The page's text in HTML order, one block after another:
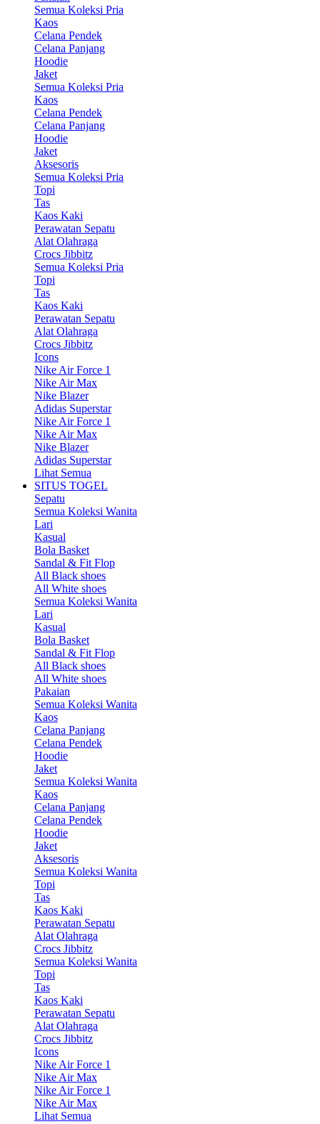
Semua Koleksi Pria
Kaos
Celana Pendek
Celana Panjang
Hoodie
Jaket
Semua Koleksi Pria
Kaos
Celana Pendek
Celana Panjang
Hoodie
Jaket
Aksesoris
Semua Koleksi Pria
Topi
Tas
Kaos Kaki
Perawatan Sepatu
Alat Olahraga
Crocs Jibbitz
Semua Koleksi Pria
Topi
Tas
Kaos Kaki
Perawatan Sepatu
Alat Olahraga
Crocs Jibbitz
Icons
Nike Air Force 1
Nike Air Max
Nike Blazer
Adidas Superstar
Nike Air Force 1
Nike Air Max
Nike Blazer
Adidas Superstar
Lihat Semua
SITUS TOGEL
Sepatu
Semua Koleksi Wanita
Lari
Kasual
Bola Basket
Sandal & Fit Flop
All Black shoes
All White shoes
Semua Koleksi Wanita
Lari
Kasual
Bola Basket
Sandal & Fit Flop
All Black shoes
All White shoes
Pakaian
Semua Koleksi Wanita
Kaos
Celana Panjang
Celana Pendek
Hoodie
Jaket
Semua Koleksi Wanita
Kaos
Celana Panjang
Celana Pendek
Hoodie
Jaket
Aksesoris
Semua Koleksi Wanita
Topi
Tas
Kaos Kaki
Perawatan Sepatu
Alat Olahraga
Crocs Jibbitz
Semua Koleksi Wanita
Topi
Tas
Kaos Kaki
Perawatan Sepatu
Alat Olahraga
Crocs Jibbitz
Icons
Nike Air Force 1
Nike Air Max
Nike Air Force 1
Nike Air Max
Lihat Semua